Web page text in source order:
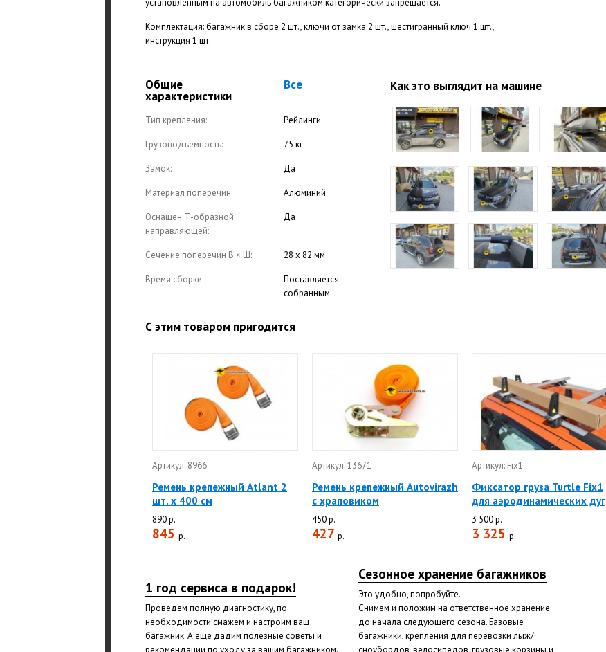
установленным на автомобиль багажником категорически запрещается.
Комплектация: багажник в сборе 2 шт., ключи от замка 2 шт., шестигранный ключ 1 шт.,
инструкция 1 шт.
Общие
характеристики
Все
Тип крепления: Рейлинги
Грузоподъемность: 75 кг
Замок: Да
Материал поперечин: Алюминий
Оснащен Т-образной
направляющей:
Да
Сечение поперечин В × Ш: 28 х 82 мм
Время сборки :
Поставляется
собранным
Как это выглядит на машине
С этим товаром пригодится
Артикул: 8966
Ремень крепежный Atlant 2
шт. х 400 см
890 р.
845 р.
Артикул: 13671
Ремень крепежный Autovirazh
с храповиком
450 р.
427 р.
Артикул: Fix1
Фиксатор груза Turtle Fix1
для аэродинамических дуг
3 500 р.
3 325 р.
1 год сервиса в подарок!
Проведем полную диагностику, по
необходимости смажем и настроим ваш
багажник. А еще дадим полезные советы и
рекомендации по уходу за вашим багажником.
Сезонное хранение багажников
Это удобно, попробуйте.
Снимем и положим на ответственное хранение
до начала следующего сезона. Базовые
багажники, крепления для перевозки лыж/
сноубордов, велосипедов, грузовые корзины и